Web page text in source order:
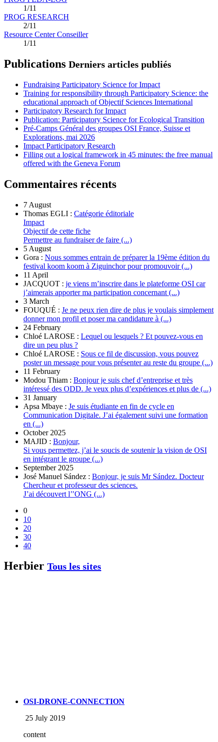
1/11
PROG RESEARCH
2/11
Resource Center Conseiller
1/11
Publications Derniers articles publiés
Fundraising Participatory Science for Impact
Training for responsibility through Participatory Science: the
educational approach of Objectif Sciences International
Participatory Research for Impact
Publication: Participatory Science for Ecological Transition
Pré-Camps Général des groupes OSI France, Suisse et
Explorations, mai 2026
Impact Participatory Research
Filling out a logical framework in 45 minutes: the free manual
offered with the Geneva Forum
Commentaires récents
7 August
Thomas EGLI : Catégorie éditoriale
Impact
Objectif de cette fiche
Permettre au fundraiser de faire (...)
5 August
Gora : Nous sommes entrain de préparer la 19ème édition du
festival koom koom à Ziguinchor pour promouvoir (...)
11 April
JACQUOT : je viens m’inscrire dans le plateforme OSI car
j’aimerais apporter ma participation concernant (...)
3 March
FOUQUÉ : Je ne peux rien dire de plus je voulais simplement
donner mon profil et poser ma candidature à (...)
24 February
Chloé LAROSE : Lequel ou lesquels ? Et pouvez-vous en
dire un peu plus ?
Chloé LAROSE : Sous ce fil de discussion, vous pouvez
poster un message pour vous présenter au reste du groupe (...)
11 February
Modou Thiam : Bonjour je suis chef d’entreprise et très
intéressé des ODD. Je veux plus d’expériences et plus de (...)
31 January
Apsa Mbaye : Je suis étudiante en fin de cycle en
Communication Digitale. J’ai également suivi une formation
en (...)
October 2025
MAJID : Bonjour,
Si vous permettez, j’ai le soucis de soutenir la vision de OSI
en intégrant le groupe (...)
September 2025
José Manuel Sández : Bonjour, je suis Mr Sández. Docteur
Chercheur et professeur des sciences.
J’ai découvert l’’ONG (...)
0
10
20
30
40
Herbier Tous les sites
OSI-DRONE-CONNECTION
25 July 2019
content